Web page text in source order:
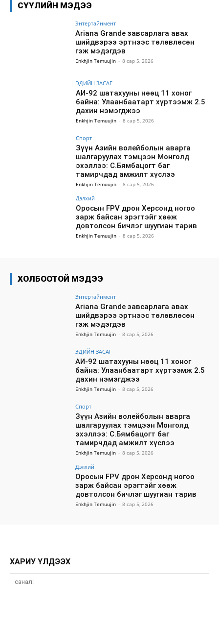
СҮҮЛИЙН МЭДЭЭ
Энтертайнмент
Ariana Grande завсарлага авах
шийдвэрээ эртнээс төлөвлөсөн
гэж мэдэгдэв
Enkhjin Temuujin - 8 сар 5, 2026
ЭДИЙН ЗАСАГ
АИ-92 шатахууны нөөц 11 хоног
байна: Улаанбаатарт хүртээмж 2.5
дахин нэмэгджээ
Enkhjin Temuujin - 8 сар 5, 2026
Спорт
Зүүн Азийн волейболын аварга
шалгаруулах тэмцээн Монголд
эхэллээ: С.Бямбацогт баг
тамирчдад амжилт хүслээ
Enkhjin Temuujin - 8 сар 5, 2026
Дэлхий
Оросын FPV дрон Херсонд ногоо
зарж байсан эрэгтэйг хөөж
довтолсон бичлэг шуугиан тарив
Enkhjin Temuujin - 8 сар 5, 2026
ХОЛБООТОЙ МЭДЭЭ
Энтертайнмент
Ariana Grande завсарлага авах
шийдвэрээ эртнээс төлөвлөсөн
гэж мэдэгдэв
Enkhjin Temuujin - 8 сар 5, 2026
ЭДИЙН ЗАСАГ
АИ-92 шатахууны нөөц 11 хоног
байна: Улаанбаатарт хүртээмж 2.5
дахин нэмэгджээ
Enkhjin Temuujin - 8 сар 5, 2026
Спорт
Зүүн Азийн волейболын аварга
шалгаруулах тэмцээн Монголд
эхэллээ: С.Бямбацогт баг
тамирчдад амжилт хүслээ
Enkhjin Temuujin - 8 сар 5, 2026
Дэлхий
Оросын FPV дрон Херсонд ногоо
зарж байсан эрэгтэйг хөөж
довтолсон бичлэг шуугиан тарив
Enkhjin Temuujin - 8 сар 5, 2026
ХАРИУ ҮЛДЭЭХ